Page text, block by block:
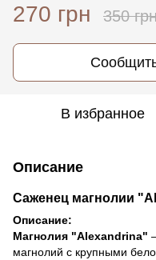
270 грн 350
В избранное
Описание
Саженец магнолии
Описание:
Магнолия "Alexandrina"
магнолий с крупными